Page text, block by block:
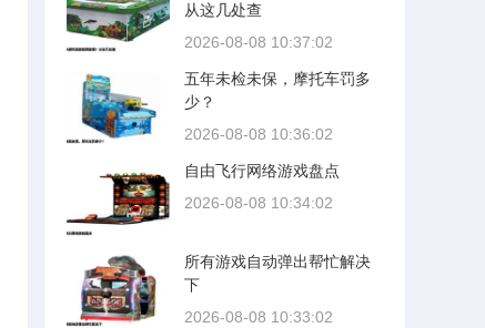
从这几处查
2026-08-08 10:37:02
五年未检未保，摩托车罚多
少？
2026-08-08 10:36:02
自由飞行网络游戏盘点
2026-08-08 10:34:02
所有游戏自动弹出帮忙解决
下
2026-08-08 10:33:02